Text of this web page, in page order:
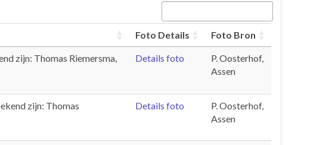
Foto Details Foto Bron
zijn: Thomas Riemersma,
Details foto
P. Oosterhof,
Assen
zijn: Thomas
Details foto
P. Oosterhof,
Assen